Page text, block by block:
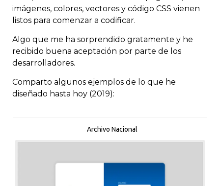
imágenes, colores, vectores y código CSS vienen
listos para comenzar a codificar.
Algo que me ha sorprendido gratamente y he
recibido buena aceptación por parte de los
desarrolladores.
Comparto algunos ejemplos de lo que he
diseñado hasta hoy (2019):
Archivo Nacional